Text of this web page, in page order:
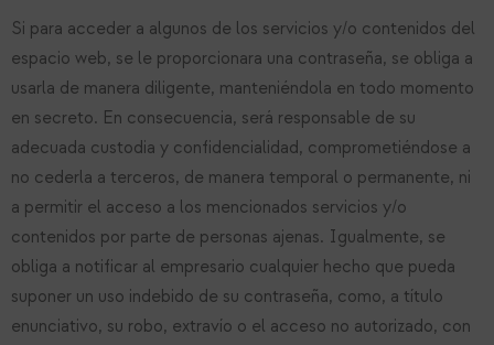
Si para acceder a algunos de los servicios y/o contenidos del
espacio web, se le proporcionara una contraseña, se obliga a
usarla de manera diligente, manteniéndola en todo momento
en secreto. En consecuencia, será responsable de su
adecuada custodia y confidencialidad, comprometiéndose a
no cederla a terceros, de manera temporal o permanente, ni
a permitir el acceso a los mencionados servicios y/o
contenidos por parte de personas ajenas. Igualmente, se
obliga a notificar al empresario cualquier hecho que pueda
suponer un uso indebido de su contraseña, como, a título
enunciativo, su robo, extravío o el acceso no autorizado, con